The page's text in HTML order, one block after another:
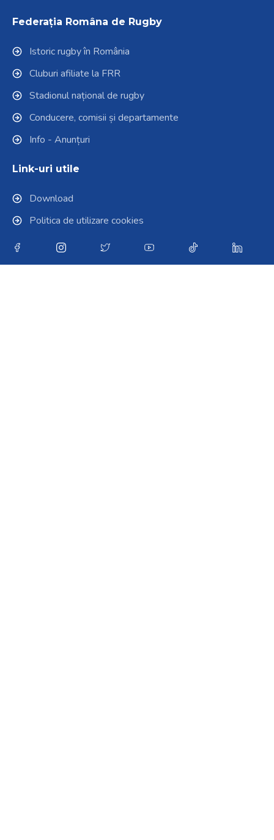
Federația Româna de Rugby
Istoric rugby în România
Cluburi afiliate la FRR
Stadionul național de rugby
Conducere, comisii și departamente
Info - Anunțuri
Link-uri utile
Download
Politica de utilizare cookies